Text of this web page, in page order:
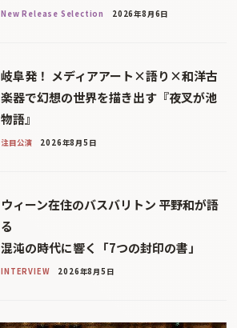
New Release Selection 2026年8月6日
岐阜発！ メディアアート×語り×和洋古
楽器で幻想の世界を描き出す『夜叉が池
物語』
注目公演 2026年8月5日
ウィーン在住のバスバリトン 平野和が語
る
混沌の時代に響く「7つの封印の書」
INTERVIEW 2026年8月5日